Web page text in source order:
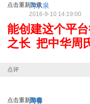
点击重新加载
周水泉
2016-9-10 14:19:00
能创建这个平
之长 把中华周
点评
点击重新加载
周睿